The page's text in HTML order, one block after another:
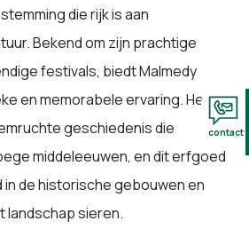
die rijk is aan
Bekend om zijn prachtige
festivals, biedt Malmedy
en memorabele ervaring. Het
geschiedenis die
middeleeuwen, en dit erfgoed
de historische gebouwen en
landschap sieren.
contact